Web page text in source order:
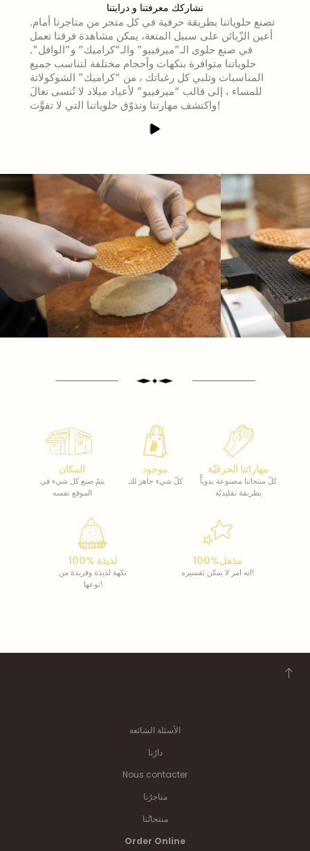
نشاركك معرفتنا و درايتنا
تصنع حلوياتنا بطريقة حرفية في كل متجر من متاجرنا أمام.
أعين الزّبائن على سبيل المتعة، يمكن مشاهدة فرقنا تعمل
في صنع حلوى الـ”ميرفييو” والـ”كراميك” و”الوافل".
حلوياتنا متوافرة بنكهات وأحجام مختلفة لتناسب جميع
المناسبات وتلبي كل رغباتك ، من “كراميك” الشوكولاتة
للمساء ، إلى قالب “ميرفييو” لأعياد ميلاد لا تُنسى تعالَ
واكتشف مهارتنا وتذوّق حلوياتنا التي لا تفوَّت!
المكان
يتمّ صنع كل شيء في
الموقع نفسه
موجود
كلّ شيء جاهز لك
مهاراتنا الحرفيّة
كلّ منتجاتنا مصنوعة يدوياًّ
بطريقة تقليديّة
100% لذيذة
نكهة لذيذة وفريدة من
نوعها!
100%مذهل
انه امر لا يمكن تفسيره!
الأسئلة الشائعة
دارُنا
Nous contacter
متاجرُنا
منتجاتُنا
Order Online